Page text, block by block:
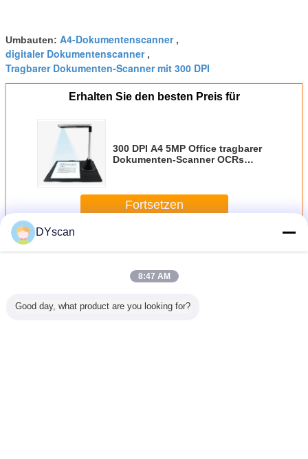
Umbauten: A4-Dokumentenscanner,
digitaler Dokumentenscanner,
Tragbarer Dokumenten-Scanner mit 300 DPI
Erhalten Sie den besten Preis für
300 DPI A4 5MP Office tragbarer
Dokumenten-Scanner OCRs
Fortsetzen
Mehr
DYscan
8:47 AM
Good day, what product are you looking for?